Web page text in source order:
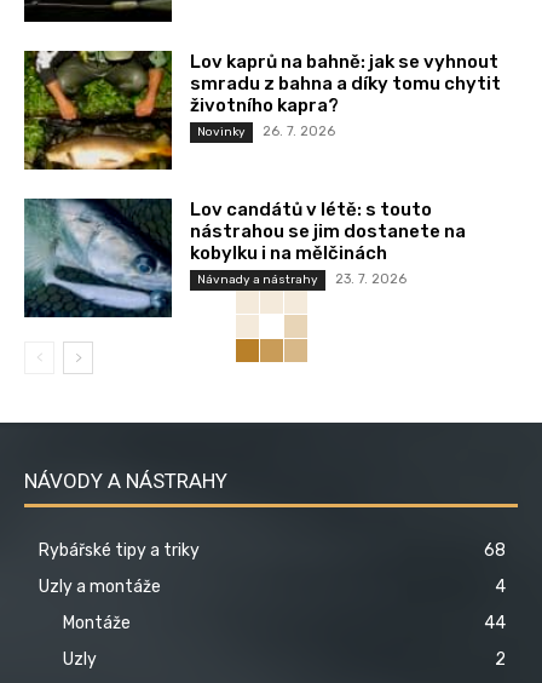
Lov kaprů na bahně: jak se vyhnout
smradu z bahna a díky tomu chytit
životního kapra?
Novinky 26. 7. 2026
Lov candátů v létě: s touto
nástrahou se jim dostanete na
kobylku i na mělčinách
Návnady a nástrahy 23. 7. 2026
NÁVODY A NÁSTRAHY
Rybářské tipy a triky
68
Uzly a montáže
4
Montáže
44
Uzly
2